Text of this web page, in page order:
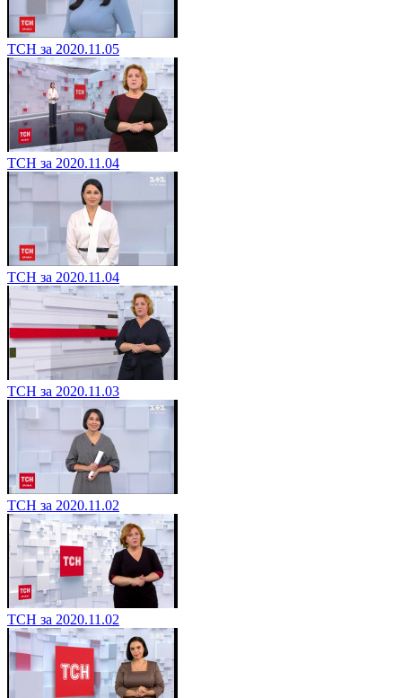
ТСН за 2020.11.05
ТСН за 2020.11.04
ТСН за 2020.11.04
ТСН за 2020.11.03
ТСН за 2020.11.02
ТСН за 2020.11.02